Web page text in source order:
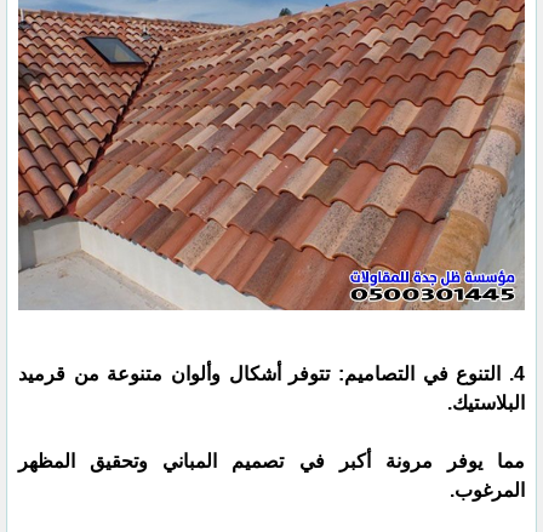
4. التنوع في التصاميم: تتوفر أشكال وألوان متنوعة من قرميد
البلاستيك.
مما يوفر مرونة أكبر في تصميم المباني وتحقيق المظهر
المرغوب.